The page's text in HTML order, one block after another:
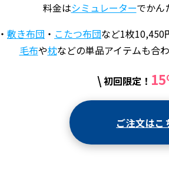
料金はシミュレーターでかん
・ 敷き布団 ・ こたつ布団など1枚10,450
毛布や枕などの単品アイテムも合
\ 初回限定！
ご注文はこ